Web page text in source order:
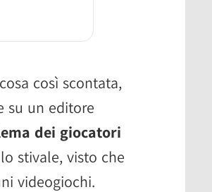
così scontata,
su un editore
dei giocatori
stivale, visto che
videogiochi.